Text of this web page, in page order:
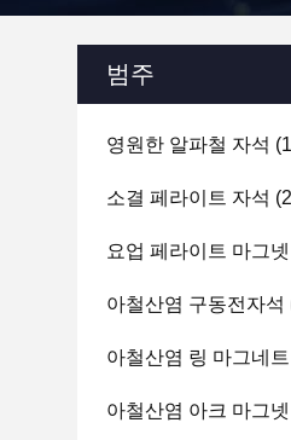
범주
영원한 알파철 자석
소결 페라이트 자석
요업 페라이트 마그넷
아철산염 구동전자석
아철산염 링 마그네트
아철산염 아크 마그넷